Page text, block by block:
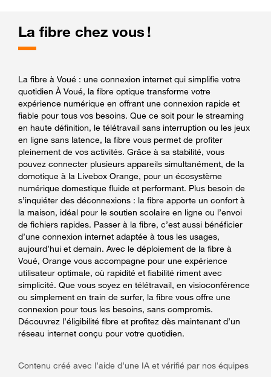
La fibre chez vous !
La fibre à Voué : une connexion internet qui simplifie votre
quotidien À Voué, la fibre optique transforme votre
expérience numérique en offrant une connexion rapide et
fiable pour tous vos besoins. Que ce soit pour le streaming
en haute définition, le télétravail sans interruption ou les jeux
en ligne sans latence, la fibre vous permet de profiter
pleinement de vos activités. Grâce à sa stabilité, vous
pouvez connecter plusieurs appareils simultanément, de la
domotique à la Livebox Orange, pour un écosystème
numérique domestique fluide et performant. Plus besoin de
s’inquiéter des déconnexions : la fibre apporte un confort à
la maison, idéal pour le soutien scolaire en ligne ou l’envoi
de fichiers rapides. Passer à la fibre, c’est aussi bénéficier
d’une connexion internet adaptée à tous les usages,
aujourd’hui et demain. Avec le déploiement de la fibre à
Voué, Orange vous accompagne pour une expérience
utilisateur optimale, où rapidité et fiabilité riment avec
simplicité. Que vous soyez en télétravail, en visioconférence
ou simplement en train de surfer, la fibre vous offre une
connexion pour tous les besoins, sans compromis.
Découvrez l’éligibilité fibre et profitez dès maintenant d’un
réseau internet conçu pour votre quotidien.
Contenu créé avec l’aide d’une IA et vérifié par nos équipes